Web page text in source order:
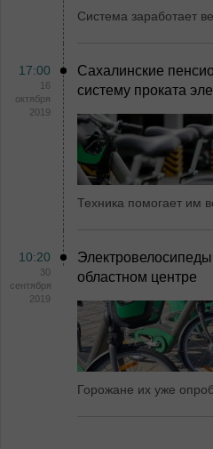
Система заработает
17:00
16
октября
2019
Сахалинские
систему проката
Техника помогает им
10:20
30
сентября
2019
областном центре
Горожане их уже